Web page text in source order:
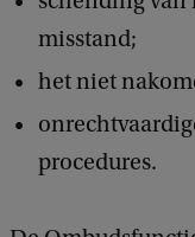
misstand;
het niet
procedures.